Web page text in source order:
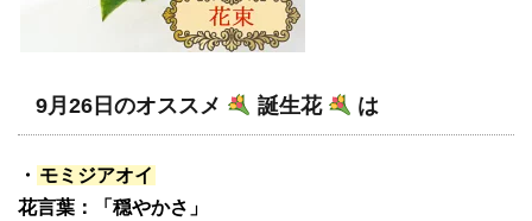
9月26日のオススメ 誕生花 は
・ モミジアオイ
花言葉：「穏やかさ」